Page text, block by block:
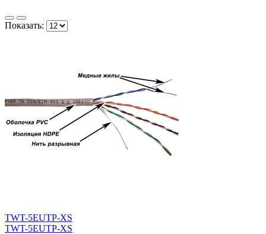
Показать:
TWT-5EUTP-XS
TWT-5EUTP-XS